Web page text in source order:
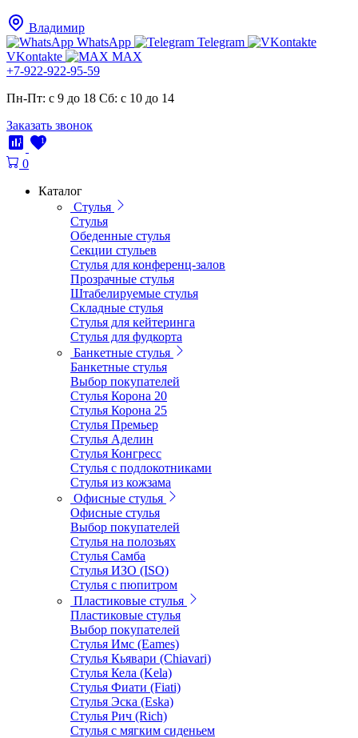
Владимир
WhatsApp
Telegram
VKontakte
MAX
+7-922-922-95-59
Пн-Пт: с 9 до 18 Cб: с 10 до 14
Заказать звонок
1 1
0
Каталог
Стулья
Стулья
Обеденные стулья
Секции стульев
Стулья для конференц-залов
Прозрачные стулья
Штабелируемые стулья
Складные стулья
Стулья для кейтеринга
Стулья для фудкорта
Банкетные стулья
Банкетные стулья
Выбор покупателей
Стулья Корона 20
Стулья Корона 25
Стулья Премьер
Стулья Аделин
Стулья Конгресс
Стулья с подлокотниками
Стулья из кожзама
Офисные стулья
Офисные стулья
Выбор покупателей
Стулья на полозьях
Стулья Самба
Стулья ИЗО (ISO)
Стулья с пюпитром
Пластиковые стулья
Пластиковые стулья
Выбор покупателей
Стулья Имс (Eames)
Стулья Кьявари (Chiavari)
Стулья Кела (Kela)
Стулья Фиати (Fiati)
Стулья Эска (Eska)
Стулья Рич (Rich)
Стулья с мягким сиденьем